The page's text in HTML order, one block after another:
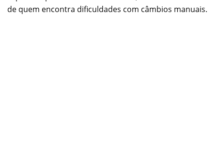
de quem encontra dificuldades com câmbios manuais.